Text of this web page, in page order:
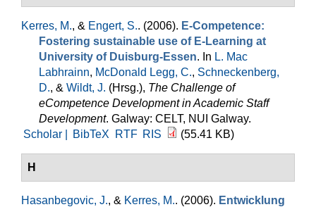
Kerres, M., & Engert, S.. (2006). E-Competence:
Fostering sustainable use of E-Learning at
University of Duisburg-Essen. In L. Mac
Labhrainn, McDonald Legg, C., Schneckenberg,
D., & Wildt, J. (Hrsg.), The Challenge of
eCompetence Development in Academic Staff
Development. Galway: CELT, NUI Galway.
Scholar |
BibTeX RTF RIS (55.41 KB)
H
Hasanbegovic, J., & Kerres, M.. (2006). Entwicklung